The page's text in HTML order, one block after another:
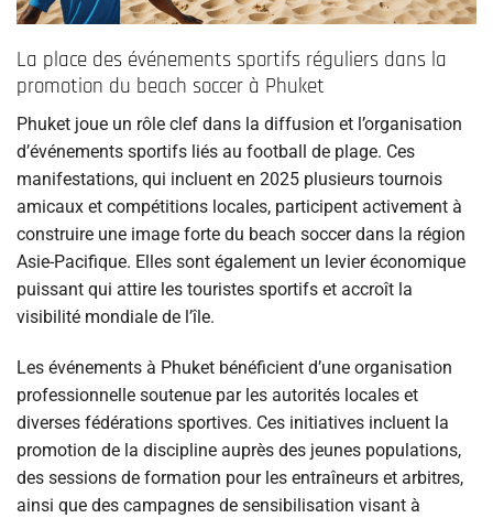
La place des événements sportifs réguliers dans la
promotion du beach soccer à Phuket
Phuket joue un rôle clef dans la diffusion et l’organisation
d’événements sportifs liés au football de plage. Ces
manifestations, qui incluent en 2025 plusieurs tournois
amicaux et compétitions locales, participent activement à
construire une image forte du beach soccer dans la région
Asie-Pacifique. Elles sont également un levier économique
puissant qui attire les touristes sportifs et accroît la
visibilité mondiale de l’île.
Les événements à Phuket bénéficient d’une organisation
professionnelle soutenue par les autorités locales et
diverses fédérations sportives. Ces initiatives incluent la
promotion de la discipline auprès des jeunes populations,
des sessions de formation pour les entraîneurs et arbitres,
ainsi que des campagnes de sensibilisation visant à